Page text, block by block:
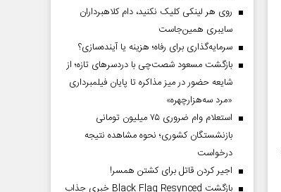
روی هر لینکی کلیک نکنید، دام کلاهبرداران
سایبری همین‌جاست
سرمایه‌گذاری برای رفاه؛ هزینه یا آینده‌سازی؟
بازگشت مسعود شصت‌چی با دردسر‌های تازه؛ از
شایعه حضور در میز مذاکره تا پایان فیلمبرداری
«مرد سه‌هزارچهره»
استعلام وام ضروری ۷۵ میلیون تومانی
بازنشستگان کشوری؛ نحوه مشاهده نتیجه
درخواست
اجیر کردن قاتل برای کشتن همسر!
بازگشت Black Flag Resynced خبری جذاب